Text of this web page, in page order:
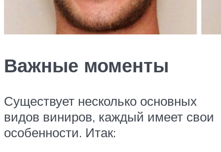
Важные моменты
Существует несколько основных
видов виниров, каждый имеет свои
особенности. Итак: